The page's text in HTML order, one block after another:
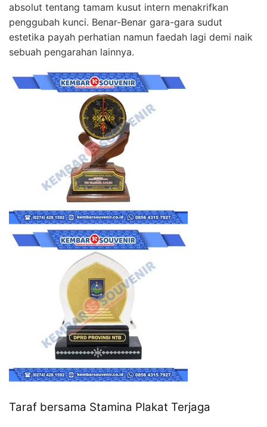
absolut tentang tamam kusut intern menakrifkan
penggubah kunci. Benar-Benar gara-gara sudut
estetika payah perhatian namun faedah lagi demi naik
sebuah pengarahan lainnya.
Taraf bersama Stamina Plakat Terjaga